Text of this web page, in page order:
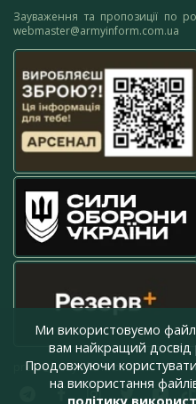
Зауваження та пропозиції по
webmaster@armyinform.com.ua
press@armyinform.com.ua
Ми використовуємо
вам найкращий досвід
Продовжуючи
на використання